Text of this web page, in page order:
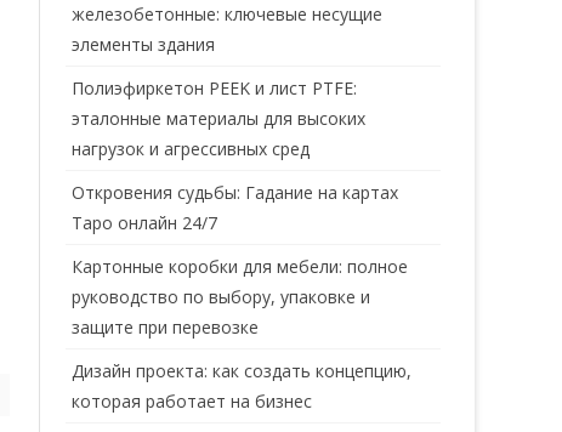
железобетонные: ключевые несущие
элементы здания
Полиэфиркетон PEEK и лист PTFE:
эталонные материалы для высоких
нагрузок и агрессивных сред
Откровения судьбы: Гадание на картах
Таро онлайн 24/7
Картонные коробки для мебели: полное
руководство по выбору, упаковке и
защите при перевозке
Дизайн проекта: как создать концепцию,
которая работает на бизнес